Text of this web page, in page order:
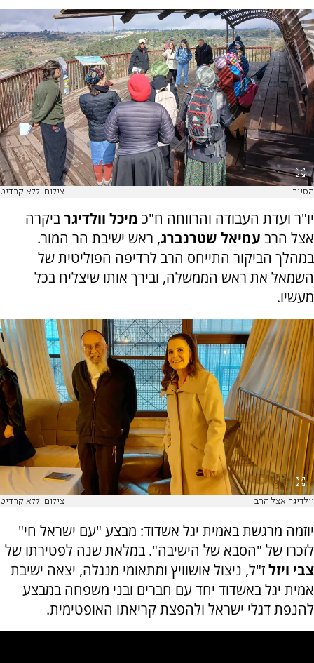
הסיור צילום: ללא קרדיט
יו"ר ועדת העבודה והרווחה ח"כ מיכל וולדיגרביקרה
אצל הרב עמיאל שטרנברג, ראש ישיבת הר המור.
במהלך הביקור התייחס הרב לרדיפה הפוליטית של
השמאל את ראש הממשלה, ובירך אותו שיצליח בכל
מעשיו.
וולדיגר אצל הרב צילום: ללא קרדיט
יוזמה מרגשת באמית יגל אשדוד: מבצע "עם ישראל חי"
לזכרו של "הסבא של הישיבה". במלאת שנה לפטירתו של
צבי ויזלז"ל, ניצול אושוויץ ומתאומי מנגלה, יצאה ישיבת
אמית יגל באשדוד יחד עם חברים ובני משפחה במבצע
להנפת דגלי ישראל ולהפצת קריאתו האופטימית.